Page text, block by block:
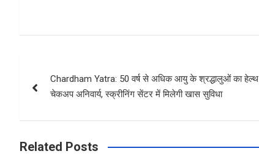
navigation
Chardham Yatra: 50 वर्ष से अधिक आयु के श्रद्धालुओं का हेल्‍थ
चेकअप अनिवार्य, स्क्रीनिंग सेंटर में मिलेगी खास सुविधा
Related Posts